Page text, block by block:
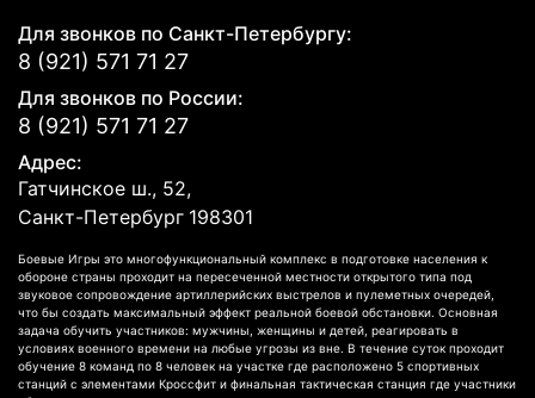
Для звонков по Санкт-Петербургу:
8 (921) 571 71 27
Для звонков по России:
8 (921) 571 71 27
Адрес:
Гатчинское ш., 52,
Санкт-Петербург 198301
Боевые Игры это многофункциональный комплекс в подготовке населения к
обороне страны проходит на пересеченной местности открытого типа под
звуковое сопровождение артиллерийских выстрелов и пулеметных очередей,
что бы создать максимальный эффект реальной боевой обстановки. Основная
задача обучить участников: мужчины, женщины и детей, реагировать в
условиях военного времени на любые угрозы из вне. В течение суток проходит
обучение 8 команд по 8 человек на участке где расположено 5 спортивных
станций с элементами Кроссфит и финальная тактическая станция где участники